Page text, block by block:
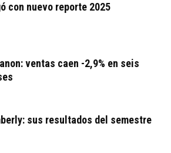
con nuevo reporte 2025
ventas caen -2,9% en seis
sus resultados del semestre